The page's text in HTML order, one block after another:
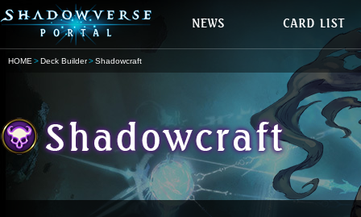
HOME Deck Builder Shadowcraft